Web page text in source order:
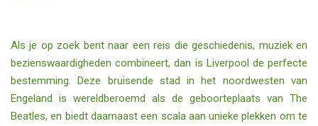
Als je op zoek bent naar een reis die geschiedenis, muziek en
bezienswaardigheden combineert, dan is Liverpool de perfecte
bestemming. Deze bruisende stad in het noordwesten van
Engeland is wereldberoemd als de geboorteplaats van The
Beatles, en biedt daarnaast een scala aan unieke plekken om te